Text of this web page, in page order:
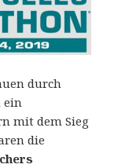
durch
ein
mit dem Sieg
die